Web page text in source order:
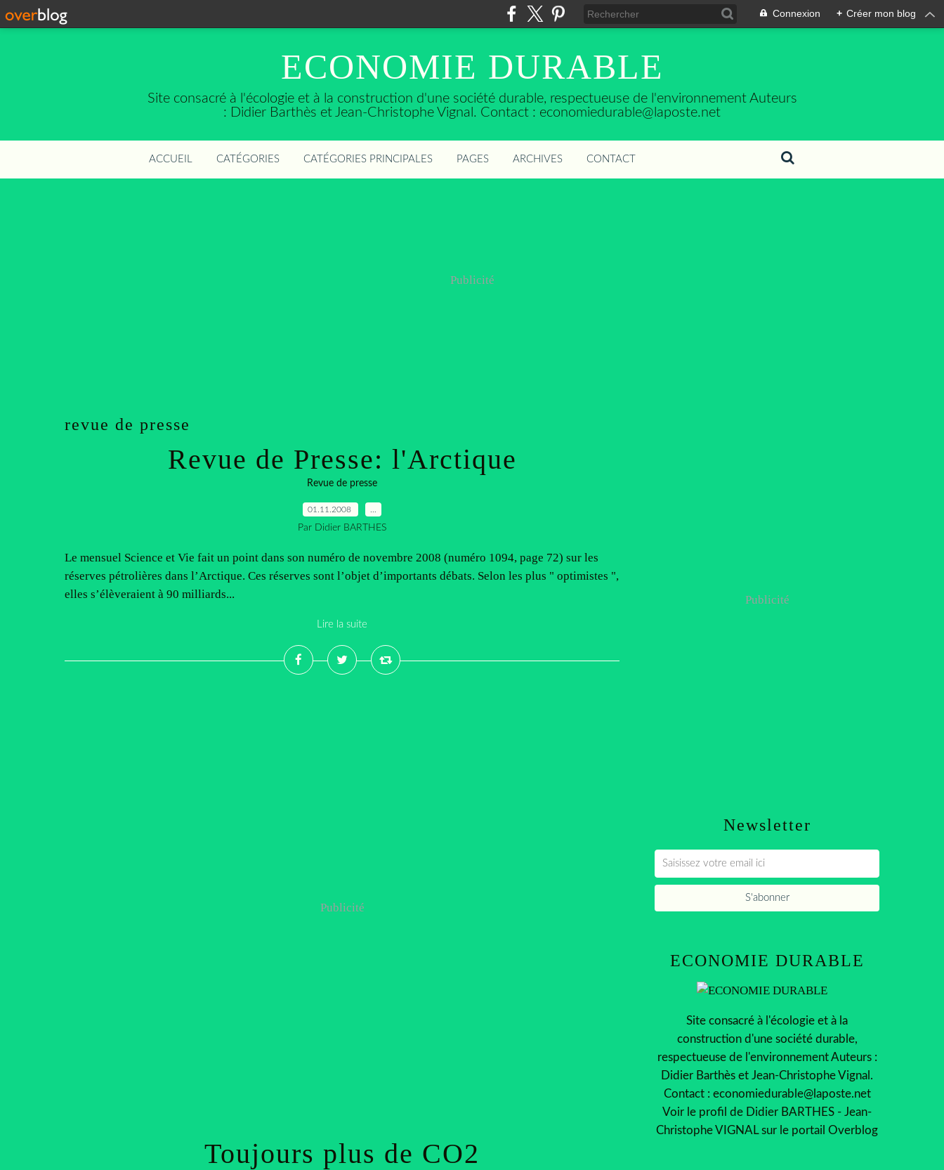
Connexion + Créer mon blog
ECONOMIE DURABLE
Site consacré à l'écologie et à la construction d'une société durable, respectueuse de l'environnement Auteurs
: Didier Barthès et Jean-Christophe Vignal. Contact : economiedurable@laposte.net
ACCUEIL CATÉGORIES CATÉGORIES PRINCIPALES PAGES ARCHIVES CONTACT
Publicité
revue de presse
Revue de Presse: l'Arctique
Revue de presse
01.11.2008
Par Didier BARTHES
Le mensuel Science et Vie fait un point dans son numéro de novembre 2008 (numéro 1094, page 72) sur les
réserves pétrolières dans l’Arctique. Ces réserves sont l’objet d’importants débats. Selon les plus " optimistes ",
elles s’élèveraient à 90 milliards...
Lire la suite
Publicité
Toujours plus de CO2
Newsletter
Publicité
ECONOMIE DURABLE
Site consacré à l'écologie et à la
construction d'une société durable,
respectueuse de l'environnement Auteurs :
Didier Barthès et Jean-Christophe Vignal.
Contact : economiedurable@laposte.net
Voir le profil de Didier BARTHES - Jean-
Christophe VIGNALsur le portail Overblog